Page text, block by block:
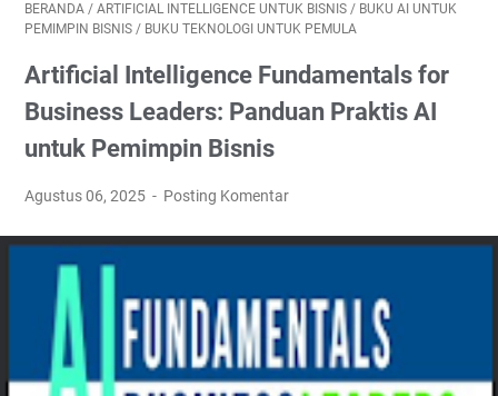
BERANDA / ARTIFICIAL INTELLIGENCE UNTUK BISNIS / BUKU AI UNTUK
PEMIMPIN BISNIS / BUKU TEKNOLOGI UNTUK PEMULA
Artificial Intelligence Fundamentals for
Business Leaders: Panduan Praktis AI
untuk Pemimpin Bisnis
Agustus 06, 2025 Posting Komentar